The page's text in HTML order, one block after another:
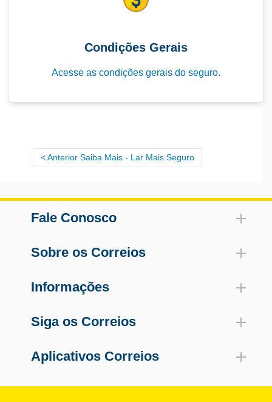
Condições Gerais
Acesse as condições gerais do seguro.
Anterior Saiba Mais - Lar Mais Seguro
Fale Conosco
Sobre os Correios
Informações
Siga os Correios
Aplicativos Correios